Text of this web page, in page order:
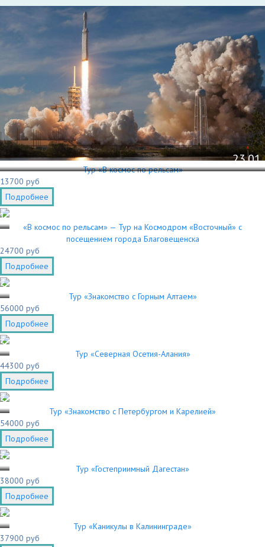
23.01
Тур «В космос по рельсам»
13700 руб
Подробнее
«В космос по рельсам» — Тур на Космодром «Восточный» с
посещением города Благовещенска
24700 руб
Подробнее
Тур «Знакомство с Горным Алтаем»
56000 руб
Подробнее
Тур «Северная Осетия-Алания»
44300 руб
Подробнее
Тур «Знакомство с Петербургом и Карелией»
54000 руб
Подробнее
Тур «Гостеприимный Дагестан»
38000 руб
Подробнее
Тур «Каникулы в Калининграде»
37900 руб